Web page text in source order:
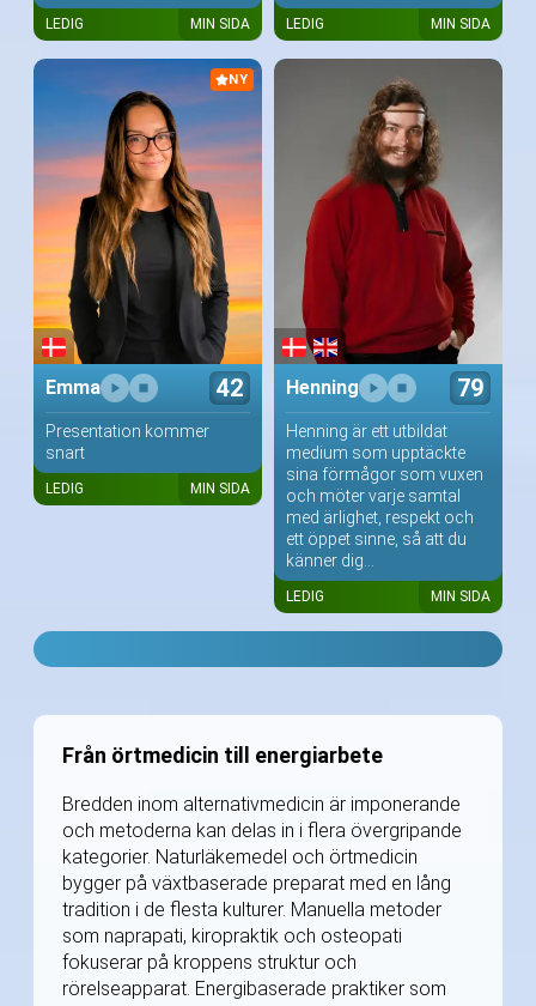
LEDIG MIN SIDA LEDIG MIN SIDA
NY
Emma 42
Presentation kommer
snart
LEDIG MIN SIDA
Henning 79
Henning är ett utbildat
medium som upptäckte
sina förmågor som vuxen
och möter varje samtal
med ärlighet, respekt och
ett öppet sinne, så att du
känner dig...
LEDIG MIN SIDA
Från örtmedicin till energiarbete
Bredden inom alternativmedicin är imponerande
och metoderna kan delas in i flera övergripande
kategorier. Naturläkemedel och örtmedicin
bygger på växtbaserade preparat med en lång
tradition i de flesta kulturer. Manuella metoder
som naprapati, kiropraktik och osteopati
fokuserar på kroppens struktur och
rörelseapparat. Energibaserade praktiker som